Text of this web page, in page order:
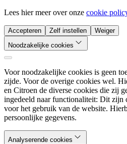
Lees hier meer over onze cookie
Accepteren Zelf instellen
Weiger
Noodzakelijke cookies
Voor noodzakelijke cookies is geen
zijde. Voor de overige cookies wel.
en Citroen de diverse cookies die zij
ingedeeld naar functionaliteit: Dit zijn
voor het gebruik van de website.
persoonlijke gegevens.
Analyserende cookies